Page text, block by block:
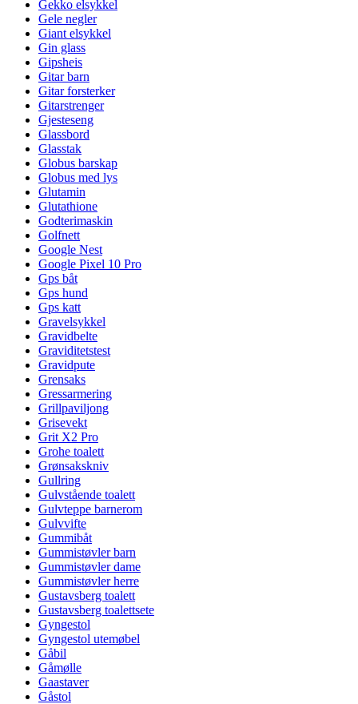
Gekko elsykkel
Gele negler
Giant elsykkel
Gin glass
Gipsheis
Gitar barn
Gitar forsterker
Gitarstrenger
Gjesteseng
Glassbord
Glasstak
Globus barskap
Globus med lys
Glutamin
Glutathione
Godterimaskin
Golfnett
Google Nest
Google Pixel 10 Pro
Gps båt
Gps hund
Gps katt
Gravelsykkel
Gravidbelte
Graviditetstest
Gravidpute
Grensaks
Gressarmering
Grillpaviljong
Grisevekt
Grit X2 Pro
Grohe toalett
Grønsakskniv
Gullring
Gulvstående toalett
Gulvteppe barnerom
Gulvvifte
Gummibåt
Gummistøvler barn
Gummistøvler dame
Gummistøvler herre
Gustavsberg toalett
Gustavsberg toalettsete
Gyngestol
Gyngestol utemøbel
Gåbil
Gåmølle
Gaastaver
Gåstol